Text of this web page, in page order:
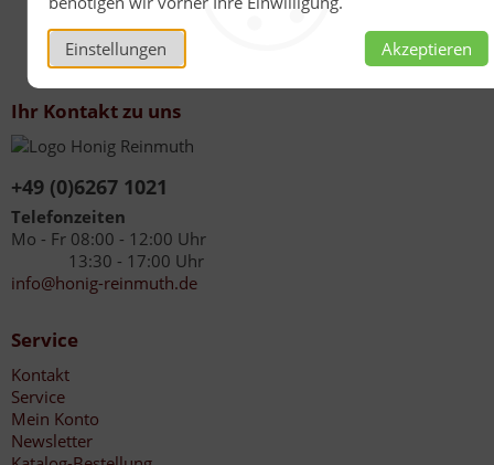
Einstellungen Akzeptieren
Ihr Kontakt zu uns
+49 (0)6267 1021
Telefonzeiten
Mo - Fr 08:00 - 12:00 Uhr
13:30 - 17:00 Uhr
info@honig-reinmuth.de
Service
Kontakt
Service
Mein Konto
Newsletter